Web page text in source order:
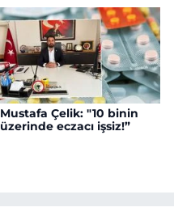
Mustafa Çelik: "10 binin
üzerinde eczacı işsiz!”